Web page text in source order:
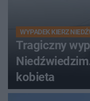
WYPADEK KIERZ
Tragiczny
kobieta